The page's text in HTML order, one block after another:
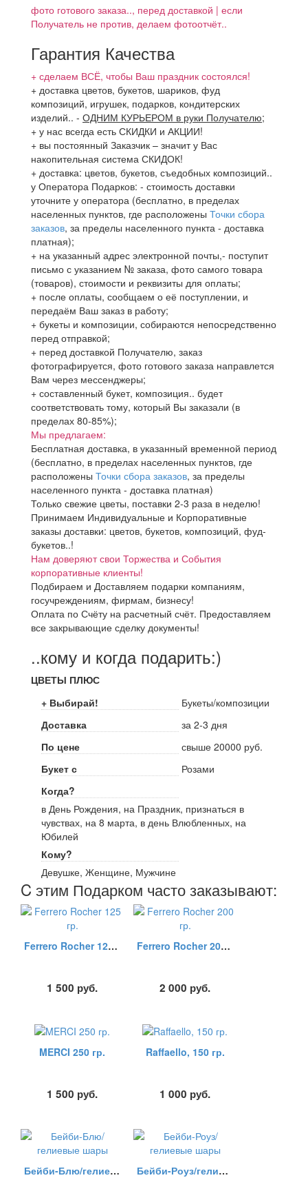
фото готового заказа.., перед доставкой | если
Получатель не против, делаем фотоотчёт..
Гарантия Качества
+ сделаем ВСЁ, чтобы Ваш праздник состоялся!
+ доставка цветов, букетов, шариков, фуд
композиций, игрушек, подарков, кондитерских
изделий.. - ОДНИМ КУРЬЕРОМ в руки Получателю;
+ у нас всегда есть СКИДКИ и АКЦИИ!
+ вы постоянный Заказчик – значит у Вас
накопительная система СКИДОК!
+ доставка: цветов, букетов, съедобных композиций..
у Оператора Подарков: - стоимость доставки
уточните у оператора (бесплатно, в пределах
населенных пунктов, где расположены Точки сбора
заказов, за пределы населенного пункта - доставка
платная);
+ на указанный адрес электронной почты,- поступит
письмо с указанием № заказа, фото самого товара
(товаров), стоимости и реквизиты для оплаты;
+ после оплаты, сообщаем о её поступлении, и
передаём Ваш заказ в работу;
+ букеты и композиции, собираются непосредственно
перед отправкой;
+ перед доставкой Получателю, заказ
фотографируется, фото готового заказа направлется
Вам через мессенджеры;
+ составленный букет, композиция.. будет
соответствовать тому, который Вы заказали (в
пределах 80-85%);
Мы предлагаем:
Бесплатная доставка, в указанный временной период
(бесплатно, в пределах населенных пунктов, где
расположены Точки сбора заказов, за пределы
населенного пункта - доставка платная)
Только свежие цветы, поставки 2-3 раза в неделю!
Принимаем Индивидуальные и Корпоративные
заказы доставки: цветов, букетов, композиций, фуд-
букетов..!
Нам доверяют свои Торжества и События
корпоративные клиенты!
Подбираем и Доставляем подарки компаниям,
госучреждениям, фирмам, бизнесу!
Оплата по Счёту на расчетный счёт. Предоставляем
все закрывающие сделку документы!
..кому и когда подарить:)
ЦВЕТЫ ПЛЮС
+ Выбирай!
Букеты/композиции
Доставка
за 2-3 дня
По цене
свыше 20000 руб.
Букет с
Розами
Когда?
в День Рождения, на Праздник, признаться в
чувствах, на 8 марта, в день Влюбленных, на
Юбилей
Кому?
Девушке, Женщине, Мужчине
C этим Подарком часто заказывают:
Ferrero Rocher 125 гр.
1 500 руб.
Ferrero Rocher 200 гр.
2 000 руб.
MERCI 250 гр.
1 500 руб.
Raffaello, 150 гр.
1 000 руб.
Бейби-Блю/гелиевые шары Бейби-Роуз/гелиевые шары